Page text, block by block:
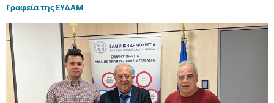
Γραφεία της ΕΥΔΑΜ